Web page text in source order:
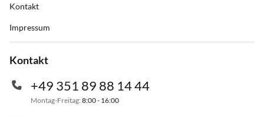
Kontakt
Impressum
Kontakt
+49 351 89 88 14 44
Montag-Freitag: 8:00 - 16:00